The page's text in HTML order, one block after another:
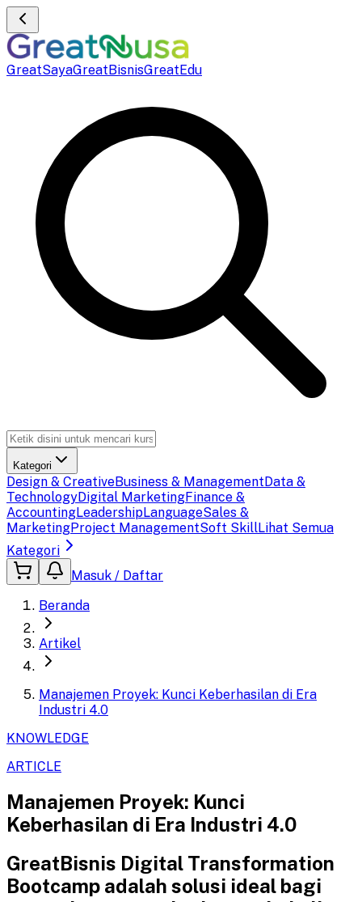
GreatSayaGreatBisnisGreatEdu
Kategori
Design & CreativeBusiness & ManagementData &
TechnologyDigital MarketingFinance &
AccountingLeadershipLanguageSales &
MarketingProject ManagementSoft SkillLihat Semua
Kategori
Masuk / Daftar
Beranda
Artikel
Manajemen Proyek: Kunci Keberhasilan di Era
Industri 4.0
KNOWLEDGE
ARTICLE
Manajemen Proyek: Kunci
Keberhasilan di Era Industri 4.0
GreatBisnis Digital Transformation
Bootcamp adalah solusi ideal bagi